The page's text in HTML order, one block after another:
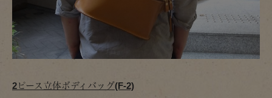
2ピース立体ボディバッグ(F-2)